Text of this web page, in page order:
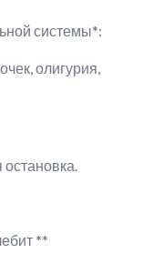
системы*:
олигурия,
**